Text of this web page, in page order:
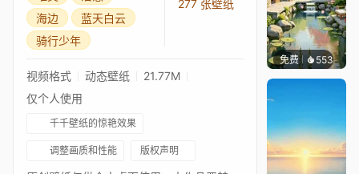
海边
蓝天白云
骑行少年
277 张壁纸
视频格式 动态壁纸
21.77M
仅个人使用
千千壁纸的惊艳效果
调整画质和性能 版权声明
免费 553渔小小